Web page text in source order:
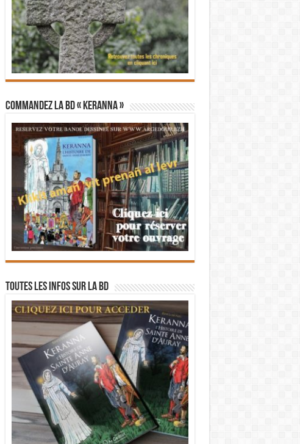
Commandez la BD « Keranna »
Toutes les infos sur la BD